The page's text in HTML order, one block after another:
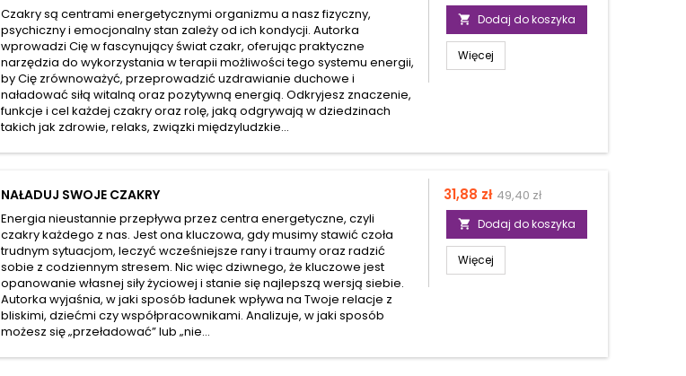
Czakry są centrami energetycznymi organizmu a nasz fizyczny,
psychiczny i emocjonalny stan zależy od ich kondycji. Autorka
wprowadzi Cię w fascynujący świat czakr, oferując praktyczne
narzędzia do wykorzystania w terapii możliwości tego systemu energii,
by Cię zrównoważyć, przeprowadzić uzdrawianie duchowe i
naładować siłą witalną oraz pozytywną energią. Odkryjesz znaczenie,
funkcje i cel każdej czakry oraz rolę, jaką odgrywają w dziedzinach
takich jak zdrowie, relaks, związki międzyludzkie...
podstawowa
 Dodaj do koszyka
Więcej
NAŁADUJ SWOJE CZAKRY
Energia nieustannie przepływa przez centra energetyczne, czyli
czakry każdego z nas. Jest ona kluczowa, gdy musimy stawić czoła
trudnym sytuacjom, leczyć wcześniejsze rany i traumy oraz radzić
sobie z codziennym stresem. Nic więc dziwnego, że kluczowe jest
opanowanie własnej siły życiowej i stanie się najlepszą wersją siebie.
Autorka wyjaśnia, w jaki sposób ładunek wpływa na Twoje relacje z
bliskimi, dziećmi czy współpracownikami. Analizuje, w jaki sposób
możesz się „przeładować” lub „nie...
Cena
31,88 zł Cena
podstawowa
49,40 zł
 Dodaj do koszyka
Więcej